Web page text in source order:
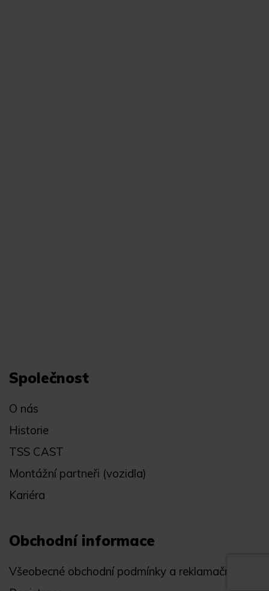
Společnost
O nás
Historie
TSS CAST
Montážní partneři (vozidla)
Kariéra
Obchodní informace
Všeobecné obchodní podmínky a reklamační řád